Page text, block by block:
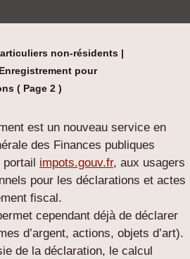
non-résidents |
pour
( Page 2 )
est un nouveau service en
des Finances publiques
impots.gouv.fr, aux usagers
pour les déclarations et actes
fiscal.
cependant déjà de déclarer
d’argent, actions, objets d’art).
de la déclaration, le calcul